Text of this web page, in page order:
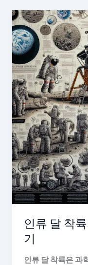
인류 달 착
기
인류 달 착륙은 과